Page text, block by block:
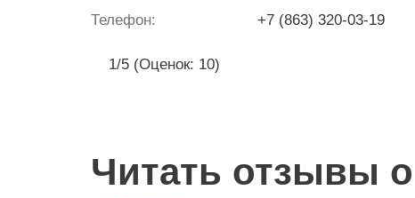
Телефон: +7 (863) 320-03-19
1/5 (Оценок: 10)
Читать отзывы